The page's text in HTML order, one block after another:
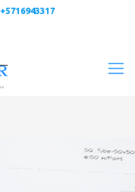
+5716943317